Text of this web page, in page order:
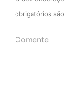
obrigatórios